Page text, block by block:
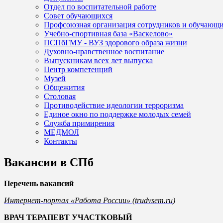
Отдел по воспитательной работе
Совет обучающихся
Профсоюзная организация сотрудников и
Учебно-спортивная база «Васкелово»
ПСПбГМУ - ВУЗ здорового образа жизни
Духовно-нравственное воспитание
Выпускникам всех лет выпуска
Центр компетенций
Музей
Общежития
Столовая
Противодействие идеологии терроризма
Единое окно по поддержке молодых семей
Служба примирения
МЕДМОЛ
Контакты
Вакансии в СПб
Перечень вакансий
Интернет-портал «Работа России» (trudvsem.ru)
ВРАЧ ТЕРАПЕВТ УЧАСТКОВЫЙ